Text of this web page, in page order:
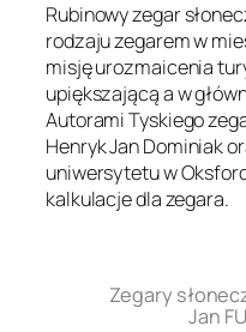
Rubinowy zegar
rodzaju zegarem w
misję urozmaicenia
upiększającą a w
Autorami Tyskiego
Henryk Jan Dominiak
uniwersytetu w
kalkulacje dla zegara.
Zegary
Jan